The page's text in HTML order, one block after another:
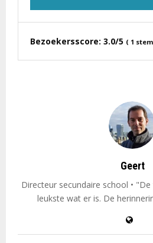
Bezoekersscore: 3.0/5 ( 1
Geert
Directeur secundaire school •
leukste wat er is. De